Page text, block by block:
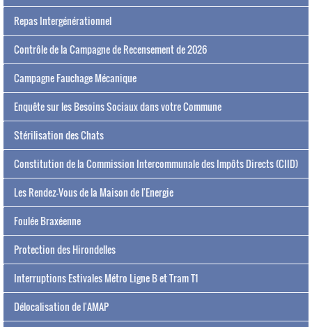
Repas Intergénérationnel
Contrôle de la Campagne de Recensement de 2026
Campagne Fauchage Mécanique
Enquête sur les Besoins Sociaux dans votre Commune
Stérilisation des Chats
Constitution de la Commission Intercommunale des Impôts Directs (CIID)
Les Rendez-Vous de la Maison de l'Energie
Foulée Braxéenne
Protection des Hirondelles
Interruptions Estivales Métro Ligne B et Tram T1
Délocalisation de l'AMAP